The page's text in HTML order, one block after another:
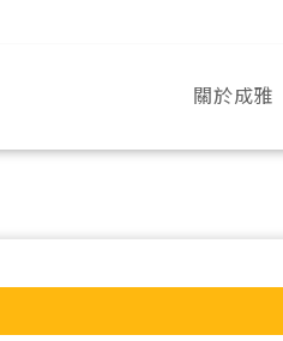
關於成雅